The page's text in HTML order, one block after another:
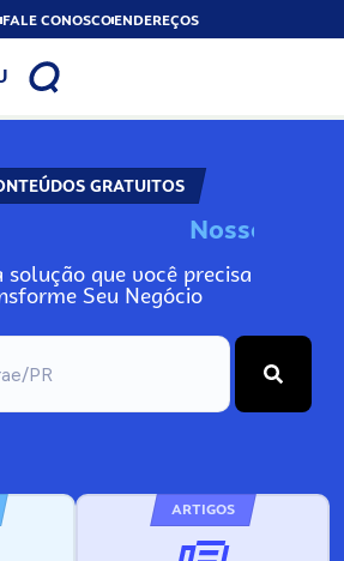
FALE CONOSCOENDEREÇOS
GRATUITOS
No
solução que você precisa
Seu Negócio
ARTIGOS